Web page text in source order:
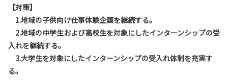
【対策】
1.地域の子供向け仕事体験企画を継続する。
2.地域の中学生および高校生を対象にしたインターンシップの受
入れを継続する。
3.大学生を対象にしたインターンシップの受入れ体制を充実す
る。